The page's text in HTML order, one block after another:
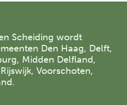
Scheiding wordt
Den Haag, Delft,
Midden Delfland,
Voorschoten,